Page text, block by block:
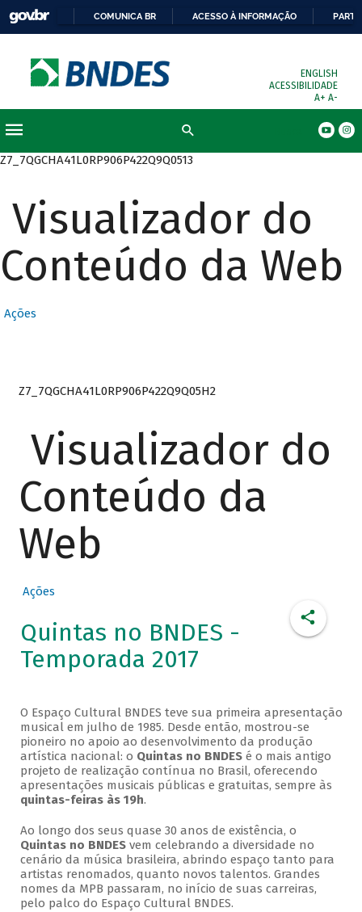
COMUNICA BR ACESSO À INFORMAÇÃO
ENGLISH
ACESSIBILIDADE
A+ A-
Z7_7QGCHA41L0RP906P422Q9Q0513
Visualizador do
Conteúdo da Web
Ações
Z7_7QGCHA41L0RP906P422Q9Q05H2
Visualizador do
Conteúdo da
Web
Ações
Quintas no BNDES -
Temporada 2017
O Espaço Cultural BNDES teve sua primeira apresentação
musical em julho de 1985. Desde então, mostrou-se
pioneiro no apoio ao desenvolvimento da produção
artística nacional: o Quintas no BNDESé o mais antigo
projeto de realização contínua no Brasil, oferecendo
apresentações musicais públicas e gratuitas, sempre às
quintas-feiras às 19h.
Ao longo dos seus quase 30 anos de existência, o
Quintas no BNDESvem celebrando a diversidade no
cenário da música brasileira, abrindo espaço tanto para
artistas renomados, quanto novos talentos. Grandes
nomes da MPB passaram, no início de suas carreiras,
pelo palco do Espaço Cultural BNDES.